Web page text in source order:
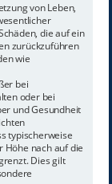
von Leben,
die auf ein
zurückzuführen
wie
bei
oder bei
und Gesundheit
typischerweise
Höhe nach auf die
Dies gilt